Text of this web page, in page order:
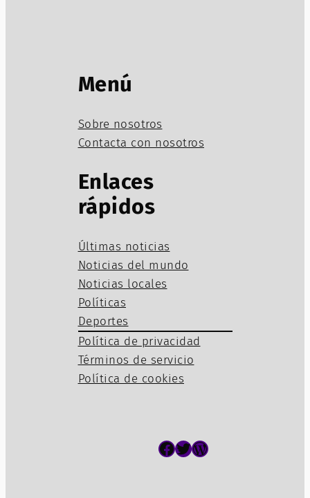
Menú
Sobre nosotros
Contacta con nosotros
Enlaces
rápidos
Últimas noticias
Noticias del mundo
Noticias locales
Políticas
Deportes
Política de privacidad
Términos de servicio
Política de cookies
Facebook Twitter WordPress